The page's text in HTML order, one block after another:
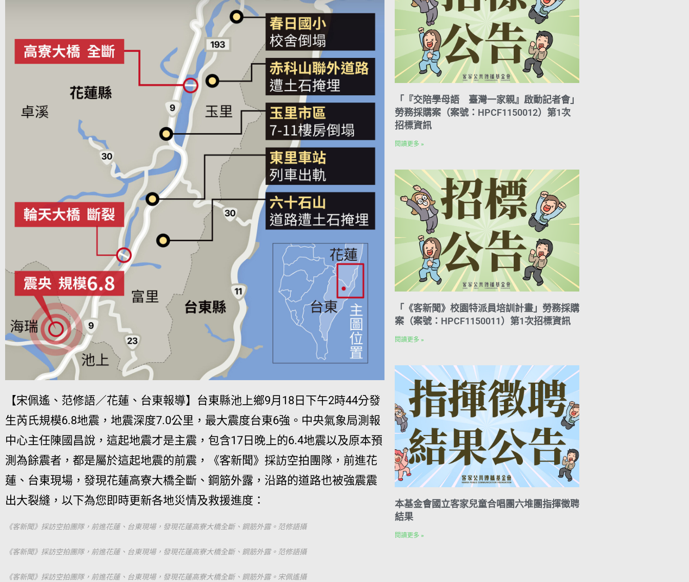
【宋佩遙、范修語／花蓮、台東報導】台東縣池上鄉9月18日下午2時44分發
生芮氏規模6.8地震，地震深度7.0公里，最大震度台東6強。中央氣象局測報
中心主任陳國昌說，這起地震才是主震，包含17日晚上的6.4地震以及原本預
測為餘震者，都是屬於這起地震的前震，《客新聞》採訪空拍團隊，前進花
蓮、台東現場，發現花蓮高寮大橋全斷、鋼筋外露，沿路的道路也被強震震
出大裂縫，以下為您即時更新各地災情及救援進度：
《客新聞》採訪空拍團隊，前進花蓮、台東現場，發現花蓮高寮大橋全斷、鋼筋外露。范修語攝
《客新聞》採訪空拍團隊，前進花蓮、台東現場，發現花蓮高寮大橋全斷、鋼筋外露。范修語攝
《客新聞》採訪空拍團隊，前進花蓮、台東現場，發現花蓮高寮大橋全斷、鋼筋外露。宋佩遙攝
「『交陪學母語 臺灣一家親』啟動記者會」
勞務採購案（案號：HPCF1150012）第1次
招標資訊
閱讀更多 »
「《客新聞》校園特派員培訓計畫」勞務採購
案（案號：HPCF1150011）第1次招標資訊
閱讀更多 »
本基金會國立客家兒童合唱團六堆團指揮徵聘
結果
閱讀更多 »